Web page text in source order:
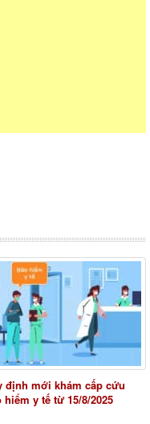
định mới khám cấp cứu
hiểm y tế từ 15/8/2025